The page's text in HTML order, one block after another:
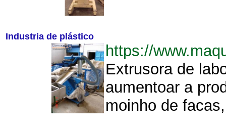
Industria de plástico
https://
Extrusora de
aumentoar a
moinho de